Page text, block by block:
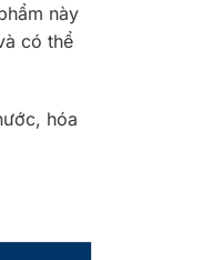
này
có thể
hóa